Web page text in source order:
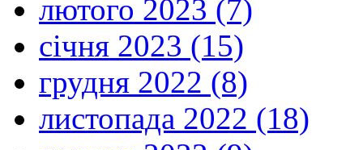
лютого 2023 (7)
січня 2023 (15)
грудня 2022 (8)
листопада 2022 (18)